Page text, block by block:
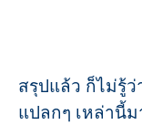
สรุปแล้ว ก็ไม่รู้
แปลกๆ เหล่านี้ม